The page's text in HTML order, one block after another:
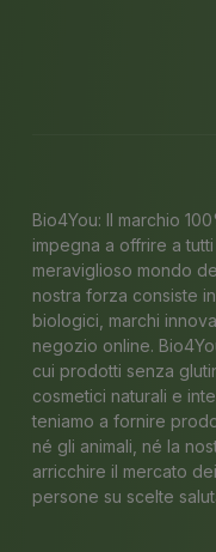
Bio4You: Il marchio
impegna a offrire a
meraviglioso mondo
nostra forza consiste
biologici, marchi
negozio online.
cui prodotti senza
cosmetici naturali e
teniamo a fornire
né gli animali, né la
arricchire il mercato
persone su scelte